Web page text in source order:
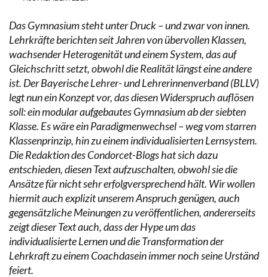
Das Gymnasium steht unter Druck – und zwar von innen.
Lehrkräfte berichten seit Jahren von übervollen Klassen,
wachsender Heterogenität und einem System, das auf
Gleichschritt setzt, obwohl die Realität längst eine andere
ist. Der Bayerische Lehrer- und Lehrerinnenverband (BLLV)
legt nun ein Konzept vor, das diesen Widerspruch auflösen
soll: ein modular aufgebautes Gymnasium ab der siebten
Klasse. Es wäre ein Paradigmenwechsel – weg vom starren
Klassenprinzip, hin zu einem individualisierten Lernsystem.
Die Redaktion des Condorcet-Blogs hat sich dazu
entschieden, diesen Text aufzuschalten, obwohl sie die
Ansätze für nicht sehr erfolgversprechend hält. Wir wollen
hiermit auch explizit unserem Anspruch genügen, auch
gegensätzliche Meinungen zu veröffentlichen, andererseits
zeigt dieser Text auch, dass der Hype um das
individualisierte Lernen und die Transformation der
Lehrkraft zu einem Coachdasein immer noch seine Urständ
feiert.